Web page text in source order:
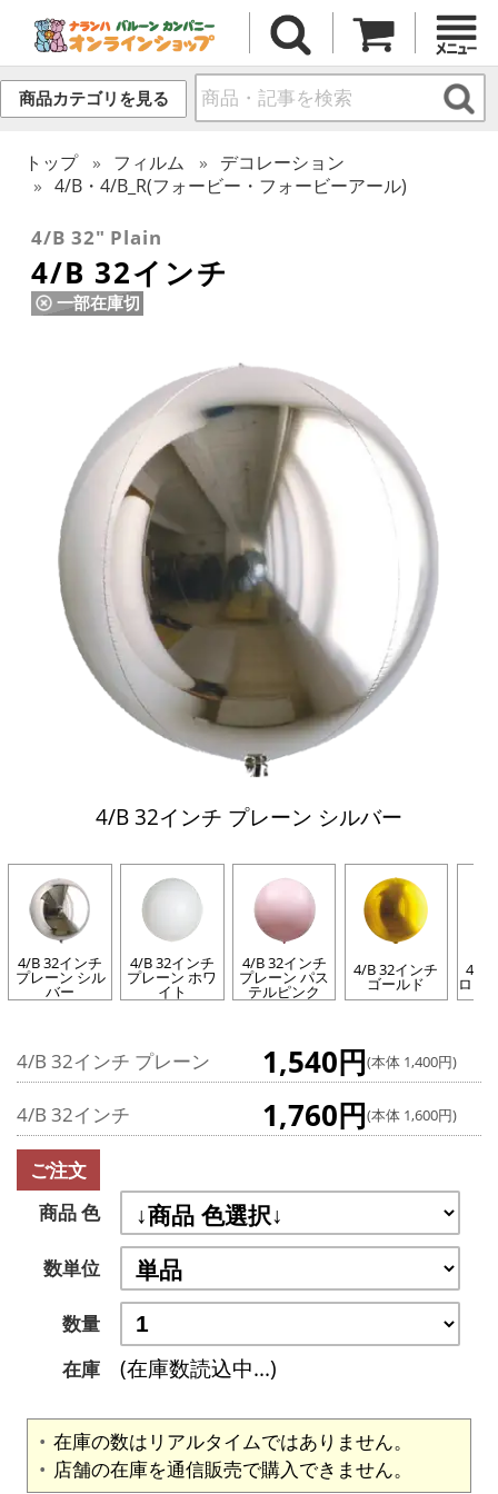
商品カテゴリを見る
トップ フィルム
デコレーション
4/B・4/B_R(フォービー・フォービーアール)
4/B 32" Plain
4/B 32インチ
一部在庫切
4/B 32インチ プレーン シルバー
4/B 32インチ
プレーン シル
バー
4/B 32インチ
プレーン ホワ
イト
4/B 32インチ
プレーン パス
テルピンク
4/B 32インチ
ゴールド
4/B
ロー
4/B 32インチ プレーン 1,540円(本体 1,400円)
4/B 32インチ 1,760円(本体 1,600円)
ご注文
商品 色
数単位
数量
在庫
(在庫数読込中...)
在庫の数はリアルタイムではありません。
店舗の在庫を通信販売で購入できません。